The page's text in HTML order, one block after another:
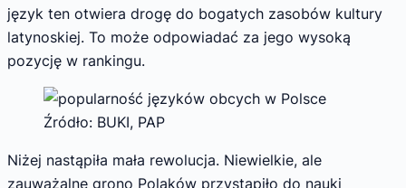
język ten otwiera drogę do bogatych zasobów kultury
latynoskiej. To może odpowiadać za jego wysoką
pozycję w rankingu.
Źródło: BUKI, PAP
Niżej nastąpiła mała rewolucja. Niewielkie, ale
zauważalne grono Polaków przystąpiło do nauki